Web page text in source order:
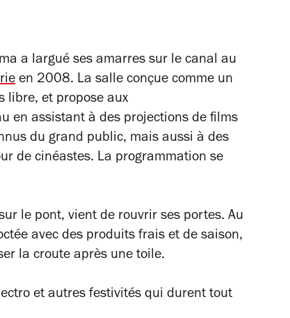
a largué ses amarres sur le canal au
en 2008. La salle conçue comme un
libre, et propose aux
en assistant à des projections de films
du grand public, mais aussi à des
de cinéastes. La programmation se
le pont, vient de rouvrir ses portes. Au
avec des produits frais et de saison,
la croute après une toile.
et autres festivités qui durent tout